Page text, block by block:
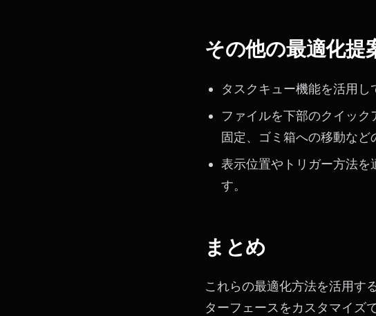
その他の最適化提
タスクキュー機能を活用し
ファイルを下部のクイッ
固定、ゴミ箱への移動など
表示位置やトリガー方法を
す。
まとめ
これらの最適化方法を活用す
ターフェースをカスタマイズ